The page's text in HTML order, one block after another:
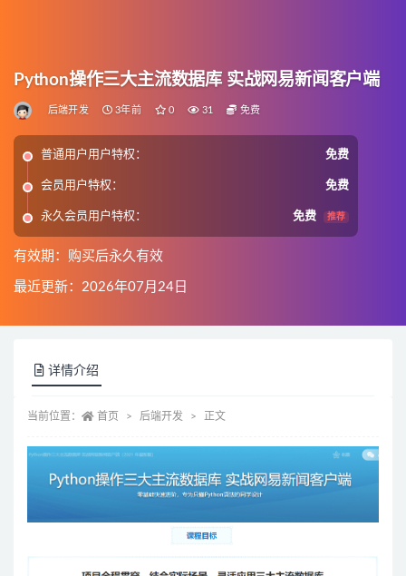
Python操作三大主流数据库 实战网易新闻客户端
后端开发 3年前 0 31 免费
普通用户用户特权： 免费
会员用户特权： 免费
永久会员用户特权： 免费 推荐
有效期：购买后永久有效
最近更新：2026年07月24日
详情介绍
当前位置： 首页 后端开发 正文